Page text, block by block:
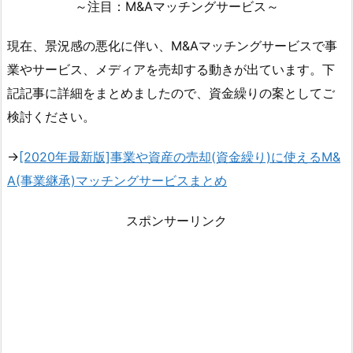
～注目：M&Aマッチングサービス～
現在、景況感の悪化に伴い、M&Aマッチングサービスで事
業やサービス、メディアを売却する動きが出ています。下
記記事に詳細をまとめましたので、資金繰りの案としてご
検討ください。
→ [2020年最新版]事業や資産の売却(資金繰り)に使えるM&
A(事業継承)マッチングサービスまとめ
スポンサーリンク